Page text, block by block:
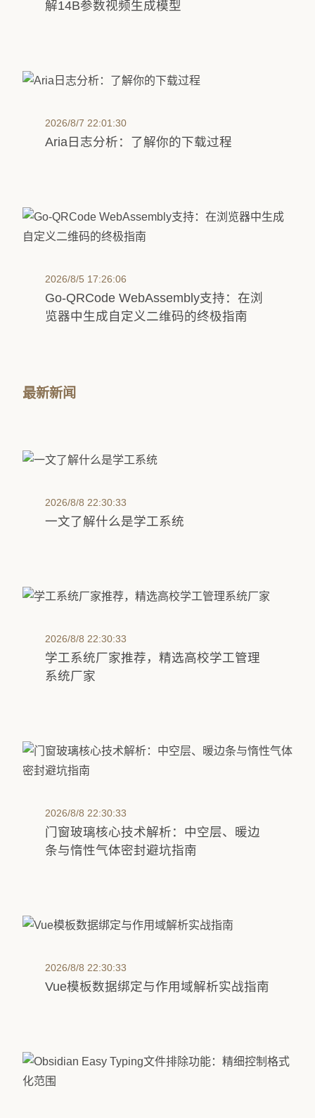
解14B参数视频生成模型
2026/8/7 22:01:30
Aria日志分析：了解你的下载过程
2026/8/5 17:26:06
Go-QRCode WebAssembly支持：在浏
览器中生成自定义二维码的终极指南
最新新闻
2026/8/8 22:30:33
一文了解什么是学工系统
2026/8/8 22:30:33
学工系统厂家推荐，精选高校学工管理
系统厂家
2026/8/8 22:30:33
门窗玻璃核心技术解析：中空层、暖边
条与惰性气体密封避坑指南
2026/8/8 22:30:33
Vue模板数据绑定与作用域解析实战指南